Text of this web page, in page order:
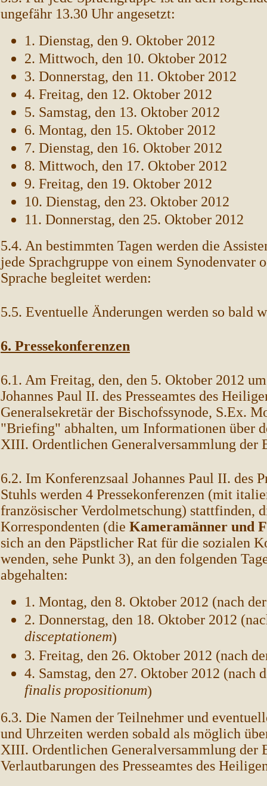
ungefähr 13.30 Uhr angesetzt:
1. Dienstag, den 9. Oktober 2012
2. Mittwoch, den 10. Oktober 2012
3. Donnerstag, den 11. Oktober 2012
4. Freitag, den 12. Oktober 2012
5. Samstag, den 13. Oktober 2012
6. Montag, den 15. Oktober 2012
7. Dienstag, den 16. Oktober 2012
8. Mittwoch, den 17. Oktober 2012
9. Freitag, den 19. Oktober 2012
10. Dienstag, den 23. Oktober 2012
11. Donnerstag, den 25. Oktober 2012
5.4. An bestimmten Tagen werden die
jede Sprachgruppe von einem Synodenvater
Sprache begleitet werden:
5.5. Eventuelle Änderungen werden so bald
6. Pressekonferenzen
6.1. Am Freitag, den, den 5. Oktober 2012
Johannes Paul II. des Presseamtes des
Generalsekretär der Bischofssynode, S.Ex.
"Briefing" abhalten, um Informationen über
XIII. Ordentlichen Generalversammlung der
6.2. Im Konferenzsaal Johannes Paul II. des
Stuhls werden 4 Pressekonferenzen (mit
französischer Verdolmetschung) stattfinden,
Korrespondenten (die Kameramänner und
sich an den Päpstlicher Rat für die sozialen
wenden, sehe Punkt 3), an den folgenden
abgehalten:
1. Montag, den 8. Oktober 2012 (nach
2. Donnerstag, den 18. Oktober 2012
disceptationem)
3. Freitag, den 26. Oktober 2012 (nach
4. Samstag, den 27. Oktober 2012 (nach
finalis propositionum)
6.3. Die Namen der Teilnehmer und
und Uhrzeiten werden sobald als möglich
XIII. Ordentlichen Generalversammlung der
Verlautbarungen des Presseamtes des